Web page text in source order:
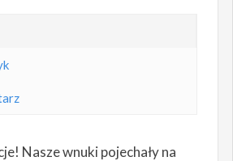
Nasze wnuki pojechały na